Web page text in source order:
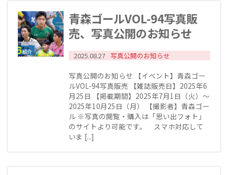
青森ゴールVOL-94写真販
売、写真公開のお知らせ
2025.08.27 写真公開のお知らせ
写真公開のお知らせ 【イベント】青森ゴー
ルVOL-94写真販売 【雑誌販売日】2025年6
月25日 【掲載期間】2025年7月1日（火）～
2025年10月25日（月） 【撮影者】青森ゴー
ル ※写真の閲覧・購入は「思い出フォト」
のサイトより可能です。 スマホ対応して
いま [...]